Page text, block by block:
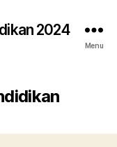
2024
Menu